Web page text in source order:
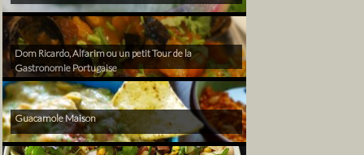
Dom Ricardo, Alfarim ou un petit Tour de la
Gastronomie Portugaise
Guacamole Maison